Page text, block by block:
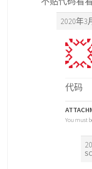
2020年3
代码
You must